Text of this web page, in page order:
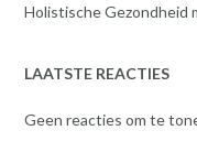
Holistische Gezondheid
LAATSTE REACTIES
Geen reacties om te